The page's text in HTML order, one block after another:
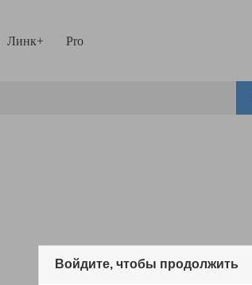
Линк+ Pro
Войдите, чтобы продолжить